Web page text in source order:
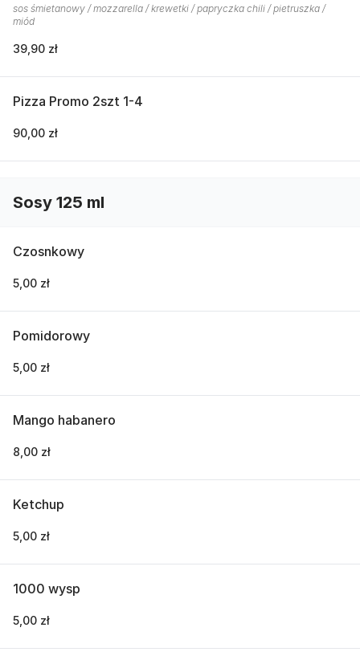
sos śmietanowy / mozzarella / krewetki / papryczka chili / pietruszka /
miód
39,90 zł
Pizza Promo 2szt 1-4
90,00 zł
Sosy 125 ml
Czosnkowy
5,00 zł
Pomidorowy
5,00 zł
Mango habanero
8,00 zł
Ketchup
5,00 zł
1000 wysp
5,00 zł